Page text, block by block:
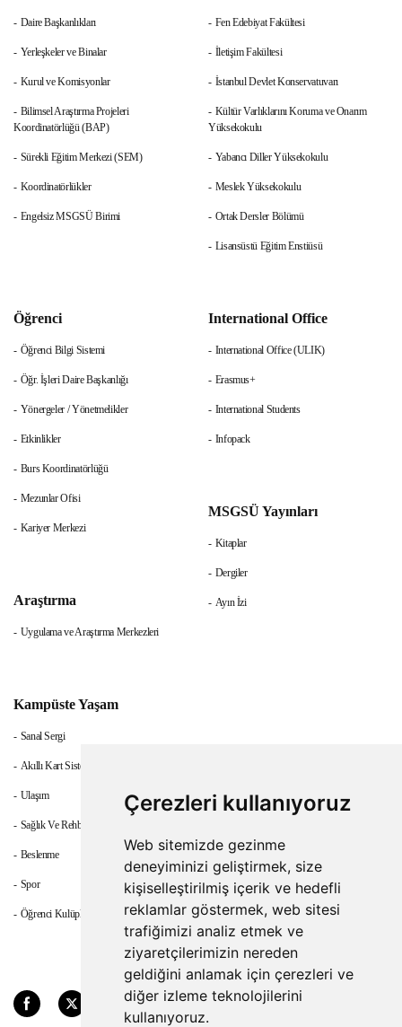
Çerezleri kullanıyoruz
Web sitemizde gezinme
deneyiminizi geliştirmek, size
kişiselleştirilmiş içerik ve hedefli
reklamlar göstermek, web sitesi
trafiğimizi analiz etmek ve
ziyaretçilerimizin nereden
geldiğini anlamak için çerezleri ve
diğer izleme teknolojilerini
kullanıyoruz.
Daire Başkanlıkları
Yerleşkeler ve Binalar
Kurul ve Komisyonlar
Bilimsel Araştırma Projeleri
Koordinatörlüğü (BAP)
Sürekli Eğitim Merkezi (SEM)
Koordinatörlükler
Engelsiz MSGSÜ Birimi
Fen Edebiyat Fakültesi
İletişim Fakültesi
İstanbul Devlet Konservatuvarı
Kültür Varlıklarını Koruma ve Onarım
Yüksekokulu
Yabancı Diller Yüksekokulu
Meslek Yüksekokulu
Ortak Dersler Bölümü
Lisansüstü Eğitim Enstiüsü
Öğrenci
Öğrenci Bilgi Sistemi
Öğr. İşleri Daire Başkanlığı
Yönergeler / Yönetmelikler
Etkinlikler
Burs Koordinatörlüğü
Mezunlar Ofisi
Kariyer Merkezi
Araştırma
Uygulama ve Araştırma Merkezleri
International Office
International Office (ULIK)
Erasmus+
International Students
Infopack
MSGSÜ Yayınları
Kitaplar
Dergiler
Ayın İzi
Kampüste Yaşam
Sanal Sergi
Akıllı Kart Sistemi
Ulaşım
Sağlık Ve Rehberlik
Beslenme
Spor
Öğrenci Kulüpleri